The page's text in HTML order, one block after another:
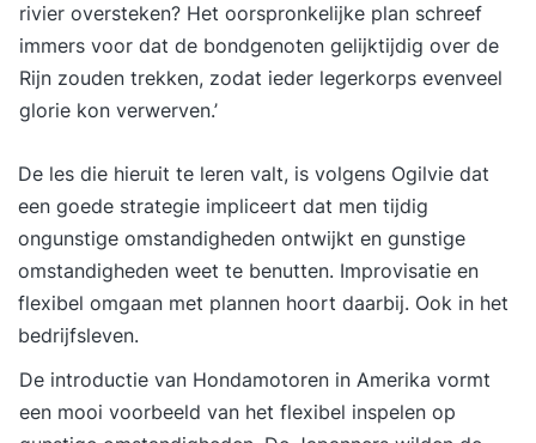
rivier oversteken? Het oorspronkelijke plan schreef
immers voor dat de bondgenoten gelijktijdig over de
Rijn zouden trekken, zodat ieder legerkorps evenveel
glorie kon verwerven.’
De les die hieruit te leren valt, is volgens Ogilvie dat
een goede strategie impliceert dat men tijdig
ongunstige omstandigheden ontwijkt en gunstige
omstandigheden weet te benutten. Improvisatie en
flexibel omgaan met plannen hoort daarbij. Ook in het
bedrijfsleven.
De introductie van Hondamotoren in Amerika vormt
een mooi voorbeeld van het flexibel inspelen op